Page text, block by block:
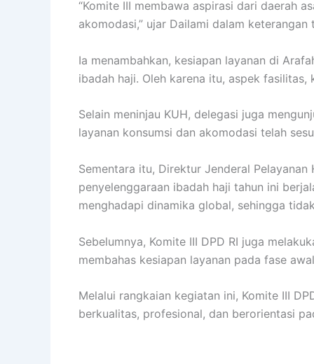
“Komite III membawa aspirasi dari daerah
akomodasi,” ujar Dailami dalam
Ia menambahkan, kesiapan layanan di
ibadah haji. Oleh karena itu, aspek
Selain meninjau KUH, delegasi juga
layanan konsumsi dan akomodasi telah
Sementara itu, Direktur Jenderal
penyelenggaraan ibadah haji tahun ini
menghadapi dinamika global, sehingga
Sebelumnya, Komite III DPD RI juga
membahas kesiapan layanan pada fase
Melalui rangkaian kegiatan ini, Komite III
berkualitas, profesional, dan berorientasi